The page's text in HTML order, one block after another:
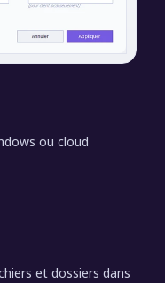
ou cloud
et dossiers dans